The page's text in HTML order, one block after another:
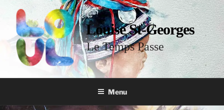
Louise St-Georges
Le Temps Passe
Menu